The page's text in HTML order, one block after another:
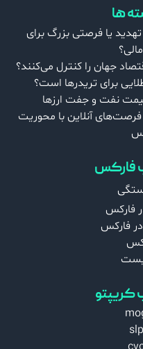
ها
یا فرصتی بزرگ برای
برای تریدرها است؟
نفت و جفت‌ ارزها
فرصت‌های آنلاین با محوریت
فارکس
فارکس
فارکس
کریپتو